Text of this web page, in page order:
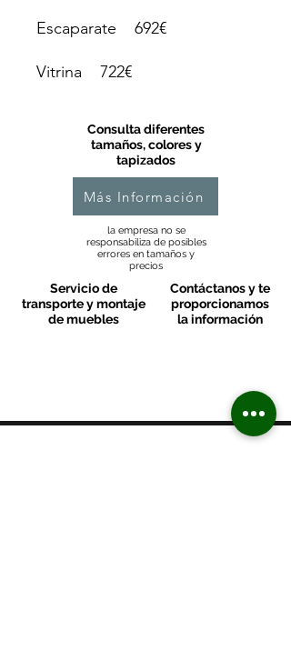
Escaparate 692€
Vitrina 722€
Consulta diferentes
tamaños, colores y
tapizados
Más Información
la empresa no se
responsabiliza de posibles
errores en tamaños y
precios
Servicio de
transporte y montaje
de muebles
Contáctanos y te
proporcionamos
la información